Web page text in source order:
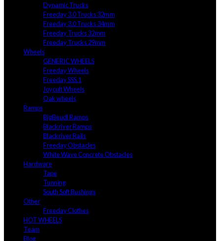
Dynamic Trucks
Freeday 3.0 Trucks 32mm
Freeday 3.0 Trucks 34mm
Freeday Trucks 32mm
Freeday Trucks 29mm
Wheels
GENERIC WHEELS
Freeday Wheels
Freeday SSS.1
Joycult Wheels
Oak wheels
Ramps
BigBeudl Ramps
Blackriver Ramps
Blackriver Rails
Freeday Obstacles
White Wave Concrete Obstacles
Hardware
Tape
Tunning
South Soft Bushings
Other
Freeday Clothes
HOT WHEELS
Team
Blog